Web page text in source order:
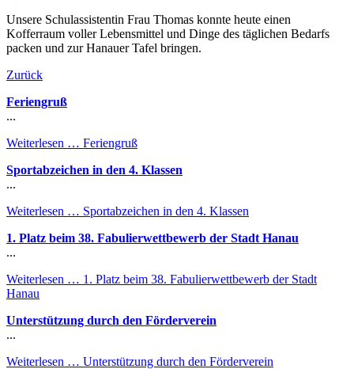
Unsere Schulassistentin Frau Thomas konnte heute einen
Kofferraum voller Lebensmittel und Dinge des täglichen Bedarfs
packen und zur Hanauer Tafel bringen.
Zurück
Feriengruß
...
Weiterlesen … Feriengruß
Sportabzeichen in den 4. Klassen
...
Weiterlesen … Sportabzeichen in den 4. Klassen
1. Platz beim 38. Fabulierwettbewerb der Stadt Hanau
...
Weiterlesen … 1. Platz beim 38. Fabulierwettbewerb der Stadt
Hanau
Unterstützung durch den Förderverein
...
Weiterlesen … Unterstützung durch den Förderverein